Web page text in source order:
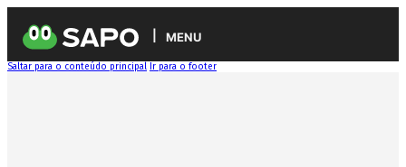
MENU
Saltar para o conteúdo principal Ir para o footer